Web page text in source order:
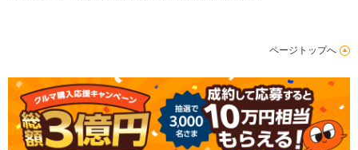
ページトップへ